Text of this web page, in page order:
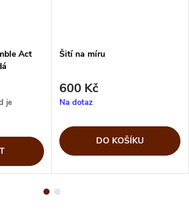
Act
je
Šití na míru
600 Kč
Na dotaz
DO KOŠÍKU